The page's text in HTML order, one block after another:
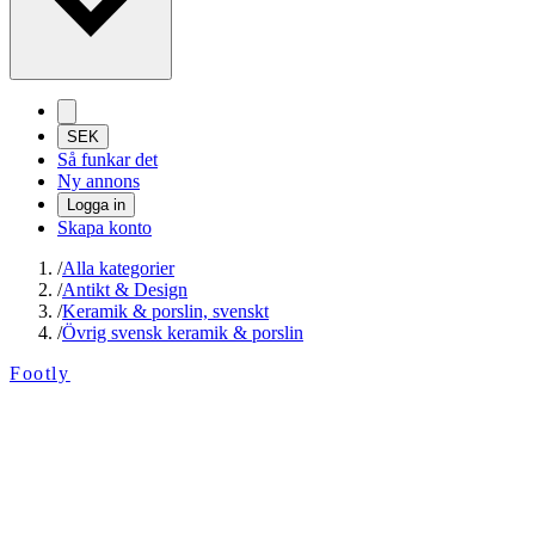
SEK
Så funkar det
Ny annons
Logga in
Skapa konto
/Alla kategorier
/Antikt & Design
/Keramik & porslin, svenskt
/Övrig svensk keramik & porslin
Footly